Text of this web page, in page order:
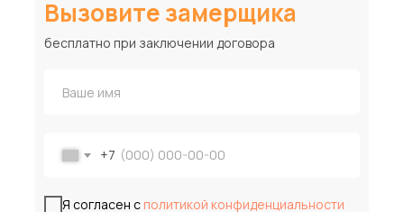
Вызовите замерщика
+7
Я согласен с политикой конфиденциальности
бесплатно при заключении договора